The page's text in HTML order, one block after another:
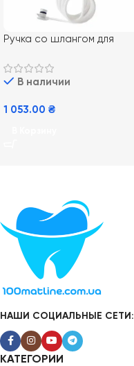
Ручка со шлангом для
100 Ultra
В наличии
1 053.00 ₴
НАШИ СОЦИАЛЬНЫЕ СЕТИ:
КАТЕГОРИИ